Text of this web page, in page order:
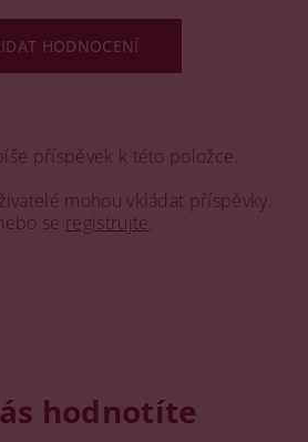
příspěvek k této položce.
mohou vkládat příspěvky.
se registrujte
HODNOCENÍ
hodnotíte